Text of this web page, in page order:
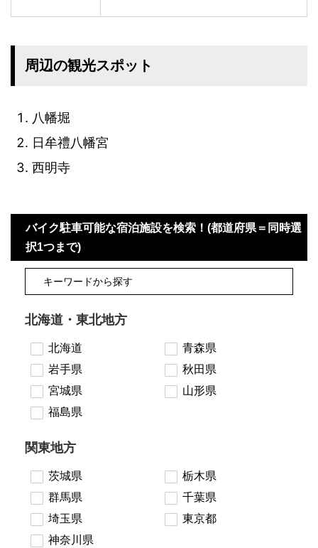
周辺の観光スポット
八幡堀
日牟禮八幡宮
西明寺
バイク駐車可能な宿泊施設を検索！(都道府県＝同時選
択1つまで)
北海道・東北地方
北海道
青森県
岩手県
秋田県
宮城県
山形県
福島県
関東地方
茨城県
栃木県
群馬県
千葉県
埼玉県
東京都
神奈川県